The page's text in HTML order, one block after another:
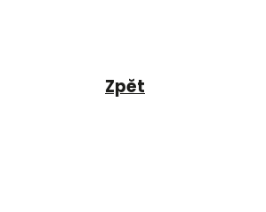
Zpět